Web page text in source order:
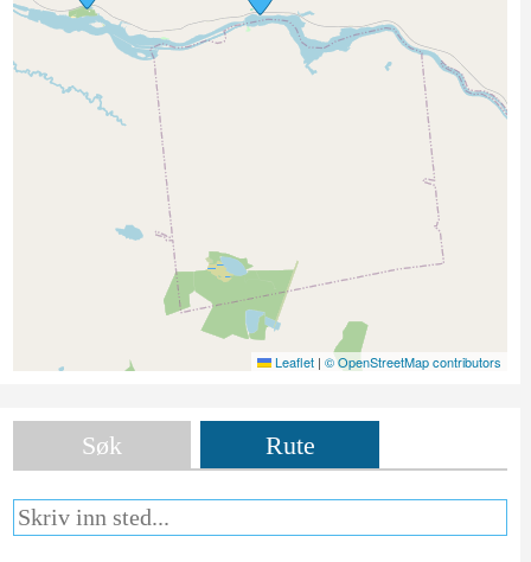
Leaflet | © OpenStreetMap contributors
Søk Rute